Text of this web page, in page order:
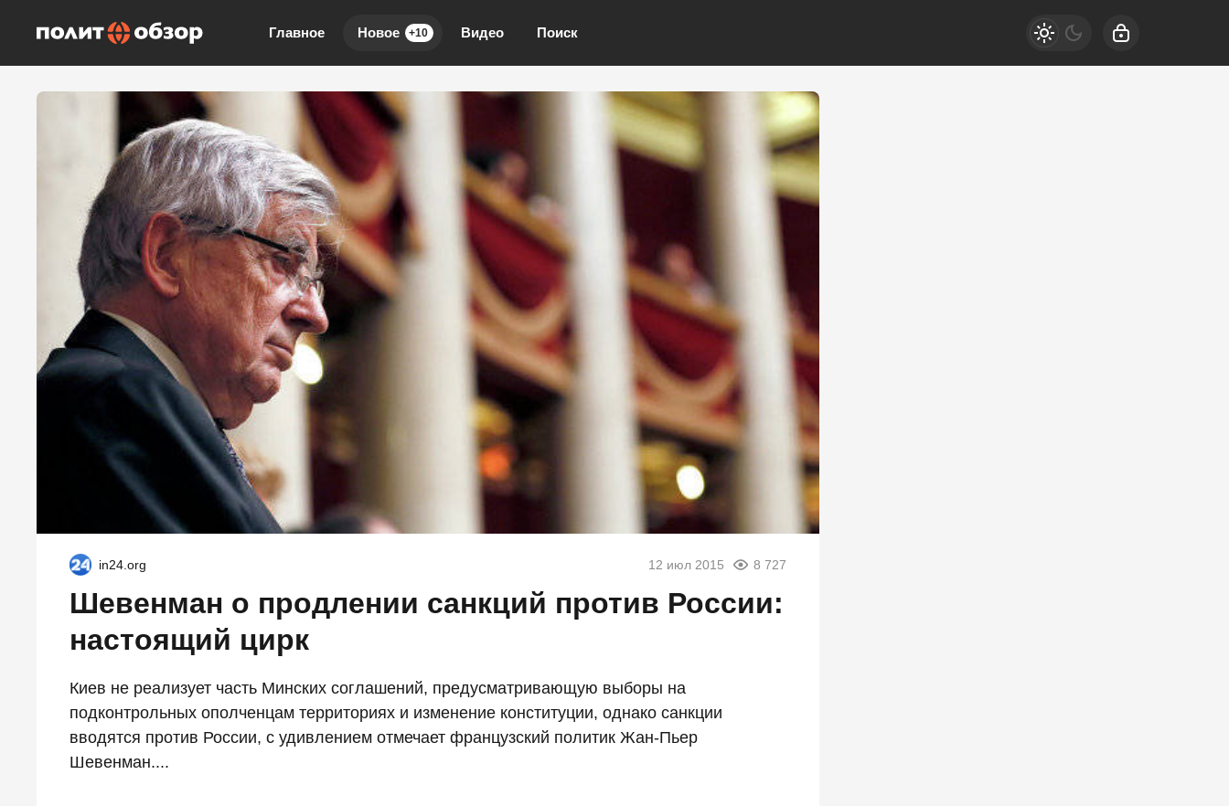
Главное Новое +10 Видео Поиск
in24.org 12 июл 2015 8 727
Шевенман о продлении санкций против России:
настоящий цирк
Киев не реализует часть Минских соглашений, предусматривающую выборы на
подконтрольных ополченцам территориях и изменение конституции, однако санкции
вводятся против России, с удивлением отмечает французский политик Жан-Пьер
Шевенман....